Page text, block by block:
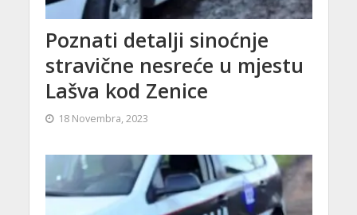
Poznati detalji sinoćnje
stravične nesreće u mjestu
Lašva kod Zenice
18 Novembra, 2023